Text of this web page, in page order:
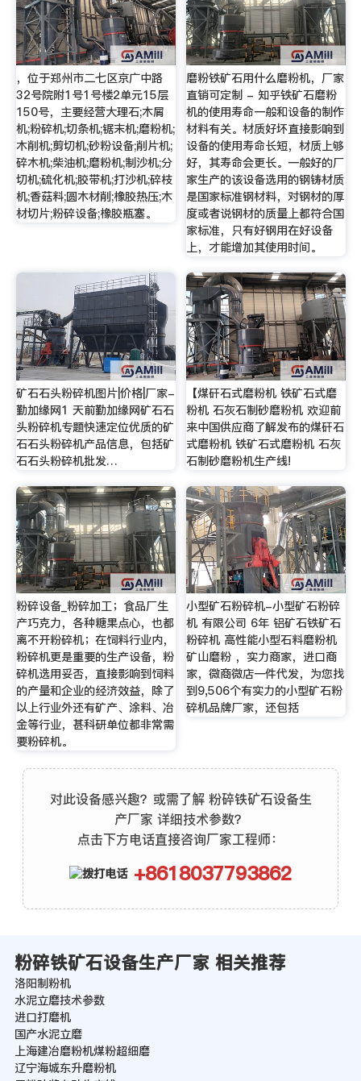
，位于郑州市二七区京广中路
32号院附1号1号楼2单元15层
150号，主要经营大理石;木屑
机;粉碎机;切条机;锯末机;磨粉机;
木削机;剪切机;砂粉设备;削片机;
碎木机;柴油机;磨粉机;制沙机;分
切机;硫化机;胶带机;打沙机;碎枝
机;香菇料;圆木材削;橡胶热压;木
材切片;粉碎设备;橡胶瓶塞。
磨粉铁矿石用什么磨粉机，厂家
直销可定制 - 知乎铁矿石磨粉
机的使用寿命一般和设备的制作
材料有关。材质好坏直接影响到
设备的使用寿命长短，材质上够
好，其寿命会更长。一般好的厂
家生产的该设备选用的钢铸材质
是国家标准钢材料，对钢材的厚
度或者说钢材的质量上都符合国
家标准，只有好钢用在好设备
上，才能增加其使用时间。
矿石石头粉碎机图片|价格|厂家-
勤加缘网1 天前勤加缘网矿石石
头粉碎机专题快速定位优质的矿
石石头粉碎机产品信息，包括矿
石石头粉碎机批发…
【煤矸石式磨粉机 铁矿石式磨
粉机 石灰石制砂磨粉机 欢迎前
来中国供应商了解发布的煤矸石
式磨粉机 铁矿石式磨粉机 石灰
石制砂磨粉机生产线!
粉碎设备_粉碎加工；食品厂生
产巧克力，各种糖果点心，也都
离不开粉碎机；在饲料行业内，
粉碎机更是重要的生产设备，粉
碎机选用妥否，直接影响到饲料
的产量和企业的经济效益，除了
以上行业外还有矿产、涂料、冶
金等行业，甚科研单位都非常需
要粉碎机。
小型矿石粉碎机-小型矿石粉碎
机 有限公司 6年 铝矿石铁矿石
粉碎机 高性能小型石料磨粉机
矿山磨粉 ，实力商家，进口商
家，微商微店一件代发，为您找
到9,506个有实力的小型矿石粉
碎机品牌厂家，还包括
对此设备感兴趣？或需了解 粉碎铁矿石设备生
产厂家 详细技术参数？
点击下方电话直接咨询厂家工程师：
+8618037793862
粉碎铁矿石设备生产厂家 相关推荐
洛阳制粉机
水泥立磨技术参数
进口打磨机
国产水泥立磨
上海建冶磨粉机煤粉超细磨
辽宁海城东升磨粉机